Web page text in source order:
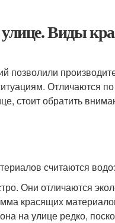
Виды
позволили
Отличаются
стоит обратить
считаются
Они отличаются
красящих
на улице редко,